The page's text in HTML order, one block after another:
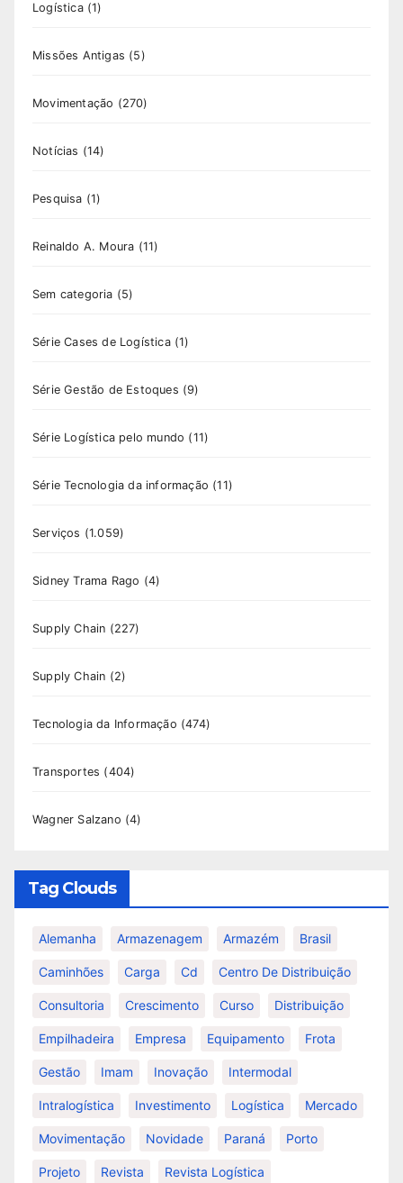
Logística(1)
Missões Antigas (5)
Movimentação (270)
Notícias (14)
Pesquisa (1)
Reinaldo A. Moura (11)
Sem categoria (5)
Série Cases de Logística(1)
Série Gestão de Estoques (9)
Série Logística pelo mundo (11)
Série Tecnologia da informação (11)
Serviços (1.059)
Sidney Trama Rago (4)
Supply Chain (227)
Supply Chain (2)
Tecnologia da Informação (474)
Transportes (404)
Wagner Salzano (4)
Tag Clouds
Alemanha Armazenagem Armazém Brasil
Caminhões Carga Cd Centro De Distribuição
Consultoria Crescimento Curso Distribuição
Empilhadeira Empresa Equipamento Frota
Gestão Imam Inovação Intermodal
Intralogística Investimento Logística Mercado
Movimentação Novidade Paraná Porto
Projeto Revista Revista Logística